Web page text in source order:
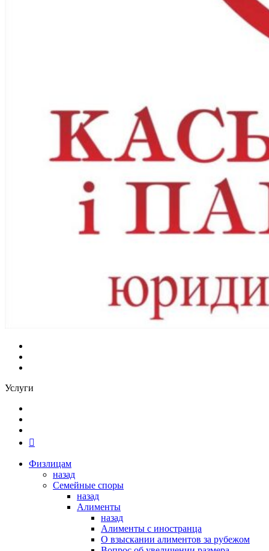
Услуги
Физлицам
назад
Семейные споры
назад
Алименты
назад
Алименты с иностранца
О взыскании алиментов за рубежом